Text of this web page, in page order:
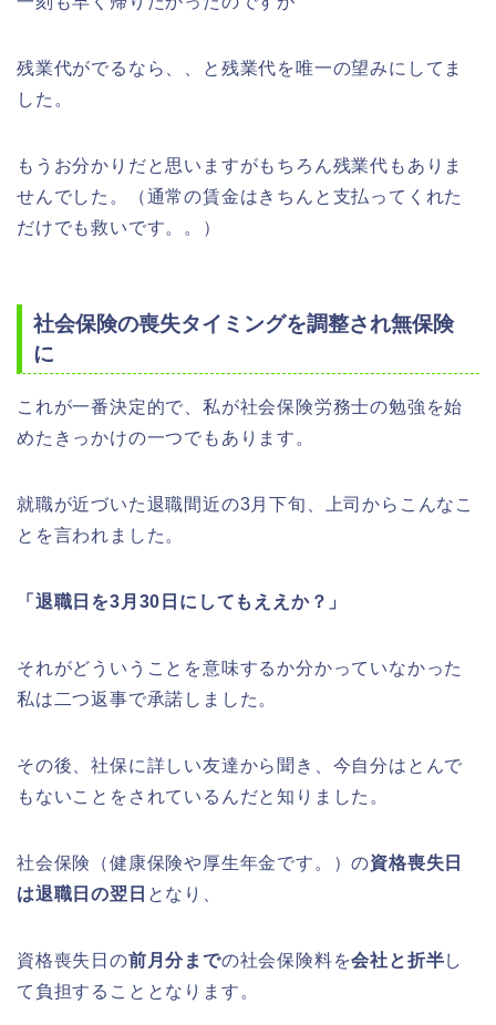
残業代がでるなら、、と残業代を唯一の望みにしてま
した。
もうお分かりだと思いますがもちろん残業代もありま
せんでした。（通常の賃金はきちんと支払ってくれた
だけでも救いです。。）
社会保険の喪失タイミングを調整され無保険
に
これが一番決定的で、私が社会保険労務士の勉強を始
めたきっかけの一つでもあります。
就職が近づいた退職間近の3月下旬、上司からこんなこ
とを言われました。
「退職日を3月30日にしてもええか？」
それがどういうことを意味するか分かっていなかった
私は二つ返事で承諾しました。
その後、社保に詳しい友達から聞き、今自分はとんで
もないことをされているんだと知りました。
社会保険（健康保険や厚生年金です。）の資格喪失日
は退職日の翌日 となり、
資格喪失日の前月分までの社会保険料を会社と折半し
て負担することとなります。